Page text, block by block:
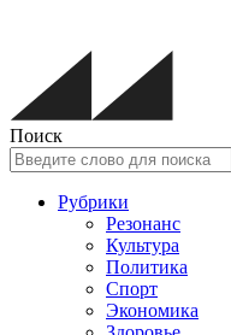
Поиск
Рубрики
Резонанс
Культура
Политика
Спорт
Экономика